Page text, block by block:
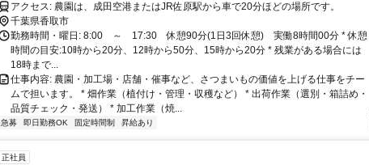
アクセス: 農園は、成田空港またはJR佐原駅から車で20分ほどの場所です。
千葉県香取市
勤務時間・曜日: 8:00 ～ 17:30 休憩90分(1日3回休憩) 実働8時間00分 * 休憩
時間の目安:10時から20分、12時から50分、15時から20分 * 残業がある場合には
18時まで...
仕事内容: 農園・加工場・店舗・催事など、さつまいもの価値を上げる仕事をチー
ムで担います。 * 畑作業（植付け・管理・収穫など） * 出荷作業（選別・箱詰め・
品質チェック・発送） * 加工作業（焼...
急募 即日勤務OK 固定時間制 昇給あり
正社員